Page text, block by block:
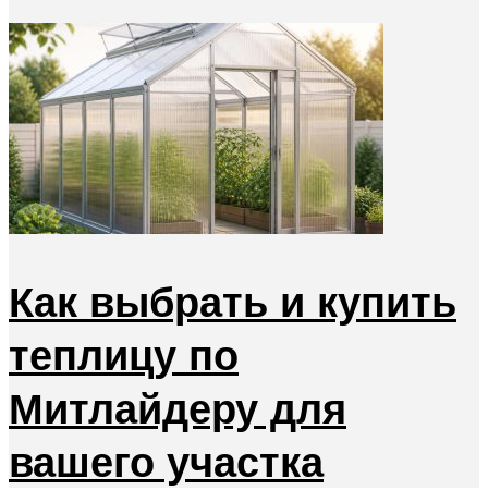
Как выбрать и купить
теплицу по
Митлайдеру для
вашего участка